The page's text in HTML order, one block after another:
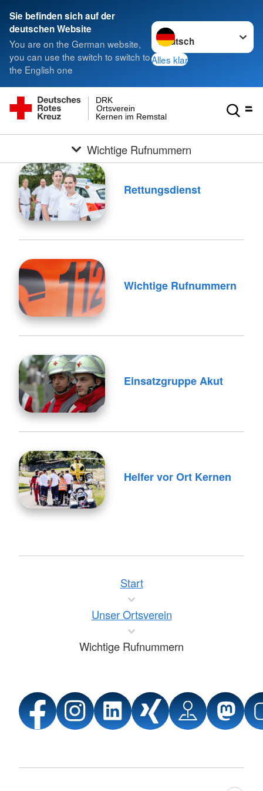
Sie befinden sich auf der
deutschen Website
You are on the German website,
you can use the switch to switch to
the English one
Sprache wechseln zu
Alles klar
Kernen im Remstal
Ortsverein
DRK
Wichtige Rufnummern
Rettungsdienst
Wichtige Rufnummern
Einsatzgruppe Akut
Helfer vor Ort Kernen
Start
Unser Ortsverein
Wichtige Rufnummern